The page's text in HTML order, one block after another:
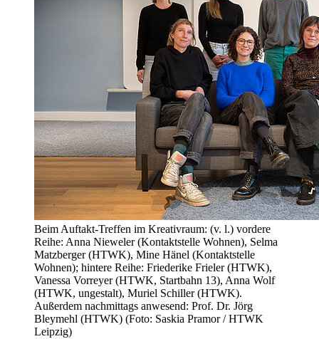
Beim Auftakt-Treffen im Kreativraum: (v. l.) vordere
Reihe: Anna Nieweler (Kontaktstelle Wohnen), Selma
Matzberger (HTWK), Mine Hänel (Kontaktstelle
Wohnen); hintere Reihe: Friederike Frieler (HTWK),
Vanessa Vorreyer (HTWK, Startbahn 13), Anna Wolf
(HTWK, ungestalt), Muriel Schiller (HTWK).
Außerdem nachmittags anwesend: Prof. Dr. Jörg
Bleymehl (HTWK) (Foto: Saskia Pramor / HTWK
Leipzig)